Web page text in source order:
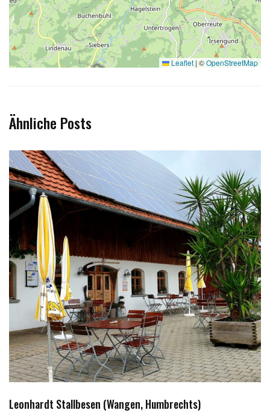
Leaflet | ©OpenStreetMap
Ähnliche Posts
Leonhardt Stallbesen (Wangen, Humbrechts)